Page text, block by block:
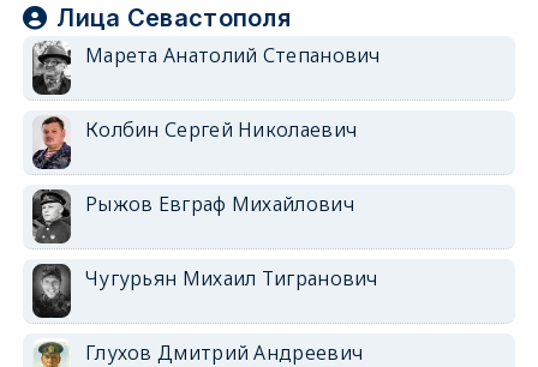
Лица Севастополя
Марета Анатолий Степанович
Колбин Сергей Николаевич
Рыжов Евграф Михайлович
Чугурьян Михаил Тигранович
Глухов Дмитрий Андреевич